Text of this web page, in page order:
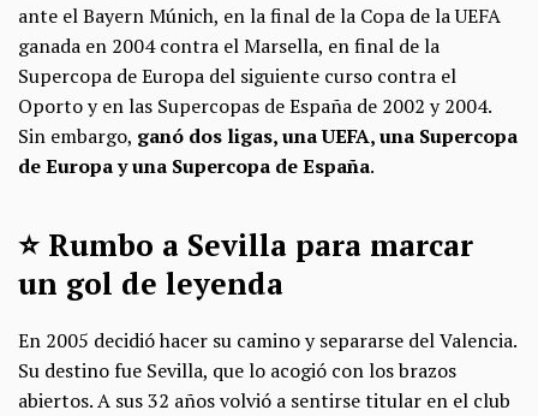
ante el Bayern Múnich, en la final de la Copa de la UEFA
ganada en 2004 contra el Marsella, en final de la
Supercopa de Europa del siguiente curso contra el
Oporto y en las Supercopas de España de 2002 y 2004.
Sin embargo, ganó dos ligas, una UEFA, una Supercopa
de Europa y una Supercopa de España.
⭐ Rumbo a Sevilla para marcar
un gol de leyenda
En 2005 decidió hacer su camino y separarse del Valencia.
Su destino fue Sevilla, que lo acogió con los brazos
abiertos. A sus 32 años volvió a sentirse titular en el club